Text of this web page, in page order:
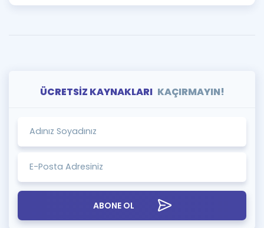
ÜCRETSİZ KAYNAKLARI KAÇIRMAYIN!
ABONE OL